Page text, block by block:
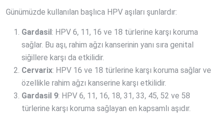
Günümüzde kullanılan başlıca HPV aşıları şunlardır:
Gardasil : HPV 6, 11, 16 ve 18 türlerine karşı koruma
sağlar. Bu aşı, rahim ağzı kanserinin yanı sıra genital
siğillere karşı da etkilidir.
Cervarix: HPV 16 ve 18 türlerine karşı koruma sağlar ve
özellikle rahim ağzı kanserine karşı etkilidir.
Gardasil 9: HPV 6, 11, 16, 18, 31, 33, 45, 52 ve 58
türlerine karşı koruma sağlayan en kapsamlı aşıdır.